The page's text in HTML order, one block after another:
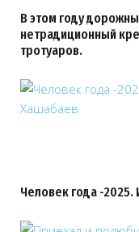
В этом году
нетрадиционный
тротуаров.
Человек года -